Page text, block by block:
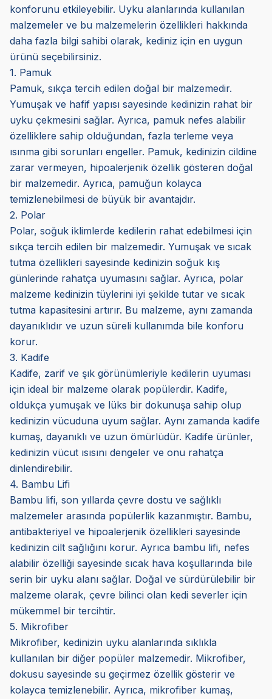
konforunu etkileyebilir. Uyku alanlarında kullanılan
malzemeler ve bu malzemelerin özellikleri hakkında
daha fazla bilgi sahibi olarak, kediniz için en uygun
ürünü seçebilirsiniz.
1. Pamuk
Pamuk, sıkça tercih edilen doğal bir malzemedir.
Yumuşak ve hafif yapısı sayesinde kedinizin rahat bir
uyku çekmesini sağlar. Ayrıca, pamuk nefes alabilir
özelliklere sahip olduğundan, fazla terleme veya
ısınma gibi sorunları engeller. Pamuk, kedinizin cildine
zarar vermeyen, hipoalerjenik özellik gösteren doğal
bir malzemedir. Ayrıca, pamuğun kolayca
temizlenebilmesi de büyük bir avantajdır.
2. Polar
Polar, soğuk iklimlerde kedilerin rahat edebilmesi için
sıkça tercih edilen bir malzemedir. Yumuşak ve sıcak
tutma özellikleri sayesinde kedinizin soğuk kış
günlerinde rahatça uyumasını sağlar. Ayrıca, polar
malzeme kedinizin tüylerini iyi şekilde tutar ve sıcak
tutma kapasitesini artırır. Bu malzeme, aynı zamanda
dayanıklıdır ve uzun süreli kullanımda bile konforu
korur.
3. Kadife
Kadife, zarif ve şık görünümleriyle kedilerin uyuması
için ideal bir malzeme olarak popülerdir. Kadife,
oldukça yumuşak ve lüks bir dokunuşa sahip olup
kedinizin vücuduna uyum sağlar. Aynı zamanda kadife
kumaş, dayanıklı ve uzun ömürlüdür. Kadife ürünler,
kedinizin vücut ısısını dengeler ve onu rahatça
dinlendirebilir.
4. Bambu Lifi
Bambu lifi, son yıllarda çevre dostu ve sağlıklı
malzemeler arasında popülerlik kazanmıştır. Bambu,
antibakteriyel ve hipoalerjenik özellikleri sayesinde
kedinizin cilt sağlığını korur. Ayrıca bambu lifi, nefes
alabilir özelliği sayesinde sıcak hava koşullarında bile
serin bir uyku alanı sağlar. Doğal ve sürdürülebilir bir
malzeme olarak, çevre bilinci olan kedi severler için
mükemmel bir tercihtir.
5. Mikrofiber
Mikrofiber, kedinizin uyku alanlarında sıklıkla
kullanılan bir diğer popüler malzemedir. Mikrofiber,
dokusu sayesinde su geçirmez özellik gösterir ve
kolayca temizlenebilir. Ayrıca, mikrofiber kumaş,